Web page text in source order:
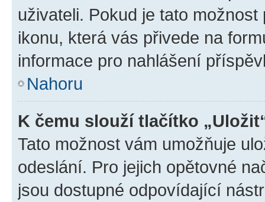
uživateli. Pokud je tato
ikonu, která vás přivede na
informace pro nahlášení
Nahoru
K čemu slouží tlačítko
Tato možnost vám umožňuje
odeslání. Pro jejich opětovné
jsou dostupné odpovídající